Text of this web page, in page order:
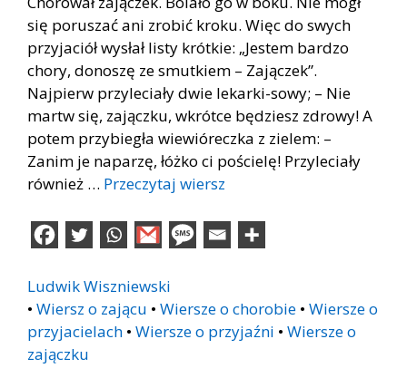
się poruszać ani zrobić kroku. Więc do swych
przyjaciół wysłał listy krótkie: „Jestem bardzo
chory, donoszę ze smutkiem – Zajączek”.
Najpierw przyleciały dwie lekarki-sowy; – Nie
martw się, zajączku, wkrótce będziesz zdrowy! A
potem przybiegła wiewióreczka z zielem: –
Zanim je naparzę, łóżko ci pościelę! Przyleciały
również … Przeczytaj wiersz
Ludwik Wiszniewski
• Wiersz o zającu • Wiersze o chorobie • Wiersze o
przyjacielach • Wiersze o przyjaźni • Wiersze o
zajączku